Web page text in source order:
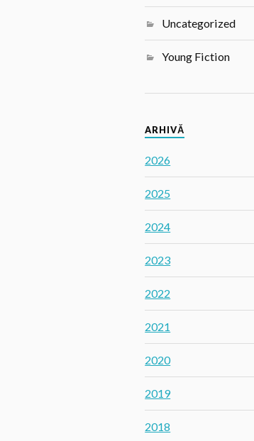
Uncategorized
Young Fiction
ARHIVĂ
2026
2025
2024
2023
2022
2021
2020
2019
2018